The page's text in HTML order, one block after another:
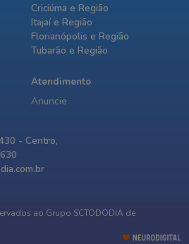
Criciúma e Região
Itajaí e Região
Florianópolis e Região
Tubarão e Região
Atendimento
Anuncie
- Centro,
ao Grupo SCTODODIA de